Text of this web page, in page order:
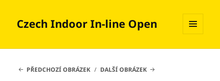
Czech Indoor In-line Open
A
PŘEDCHOZÍ OBRÁZEK
DALŠÍ OBRÁZEK